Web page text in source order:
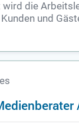
wird die
und